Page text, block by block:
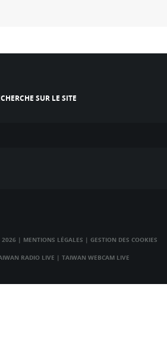
SUR LE SITE
2026 | MENTIONS LÉGALES | GESTION DES COOKIES
RADIO LIVE | TAIWAN WEBCAM LIVE